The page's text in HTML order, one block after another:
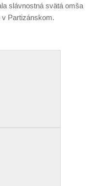
slávnostná svätá omša
Partizánskom.